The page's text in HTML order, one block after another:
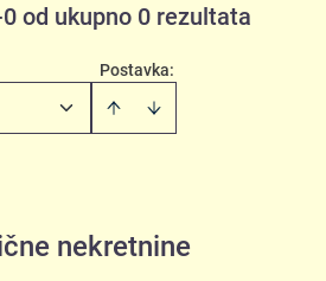
od ukupno 0 rezultata
Postavka:
nekretnine